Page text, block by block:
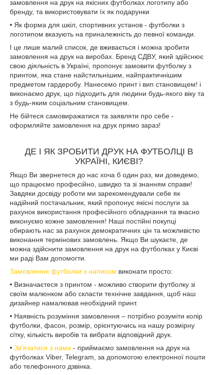
замовлення на друк на якісних футболках логотипу або
бренду, та використовувати їх як подарунки
• Як форма для шкіл, спортивних установ - футболки з
логотипом вказують на приналежність до певної команди.
І це лише малий список, де вживається і можна зробити
замовлення на друк на виробах. Бренд СДВУ, який здійснює
свою діяльність в Україні, пропонує замовити футболку з
принтом, яка стане найстильнішим, найпрактичнішим
предметом гардеробу. Нанесемо принт і вип становищем! і
виконаємо друк, що підходить для людини будь-якого віку та
з будь-яким соціальним становищем.
Не бійтеся самовиражатися та заявляти про себе -
оформляйте замовлення на друк прямо зараз!
ДЕ І ЯК ЗРОБИТИ ДРУК НА ФУТБОЛЦІ В
УКРАЇНІ, КИЄВІ?
Якщо Ви звернетеся до нас хоча б один раз, ми доведемо,
що працюємо професійно, швидко та зі знанням справи!
Завдяки досвіду роботи ми зарекомендували себе як
надійний постачальник, який пропонує якісні послуги за
рахунок використання професійного обладнання та вчасно
виконуємо кожне замовлення! Наші постійні покупці
обирають нас за рахунок демократичних цін та можливістю
виконання термінових замовлень. Якщо Ви шукаєте, де
можна здійснити замовлення на друк на футболках у Києві
ми раді Вам допомогти.
Замовлення футболки з написом виконати просто:
• Визначаєтеся з принтом - можливо створити футболку зі
своїм малюнком або скласти технічне завдання, щоб наш
дизайнер намалював необхідний принт.
• Наявність розуміння замовлення – потрібно розуміти колір
футболки, фасон, розмір, орієнтуючись на нашу розмірну
сітку, кількість виробів та вибрати відповідний друк.
• Зв'язатися з нами - приймаємо замовлення на друк на
футболках Viber, Telegram, за допомогою електронної пошти
або телефонного дзвінка.